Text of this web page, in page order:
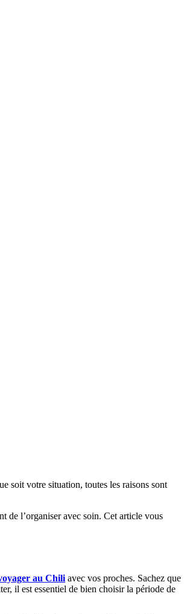
soit votre situation, toutes les raisons sont
de l’organiser avec soin. Cet article vous
au Chili avec vos proches. Sachez que
il est essentiel de bien choisir la période de